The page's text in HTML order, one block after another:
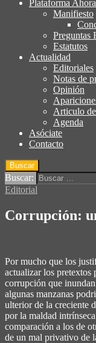
ciudadanía,
Plataforma Ahora
Manifiesto
Preguntas
Estatutos
Actualidad
Editoriales
Notas de
Opinión
Articulo
Agenda
Asóciate
Contacto
Buscar
Buscar:
Editorial
Corrupción:
Por mucho que los
actualizar los pretextos
corrupción que
algunas manzanas
ulterior de la creciente
por la maldad
comparación a los de
de un mal privativo de